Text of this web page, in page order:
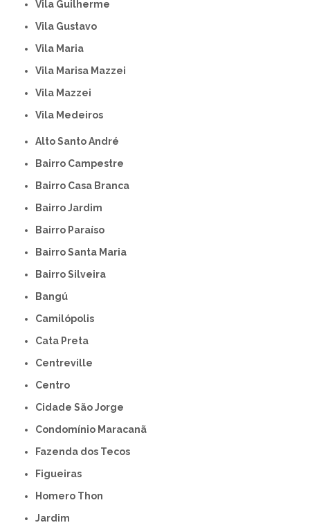
Vila Guilherme
Vila Gustavo
Vila Maria
Vila Marisa Mazzei
Vila Mazzei
Vila Medeiros
Alto Santo André
Bairro Campestre
Bairro Casa Branca
Bairro Jardim
Bairro Paraíso
Bairro Santa Maria
Bairro Silveira
Bangú
Camilópolis
Cata Preta
Centreville
Centro
Cidade São Jorge
Condomínio Maracanã
Fazenda dos Tecos
Figueiras
Homero Thon
Jardim